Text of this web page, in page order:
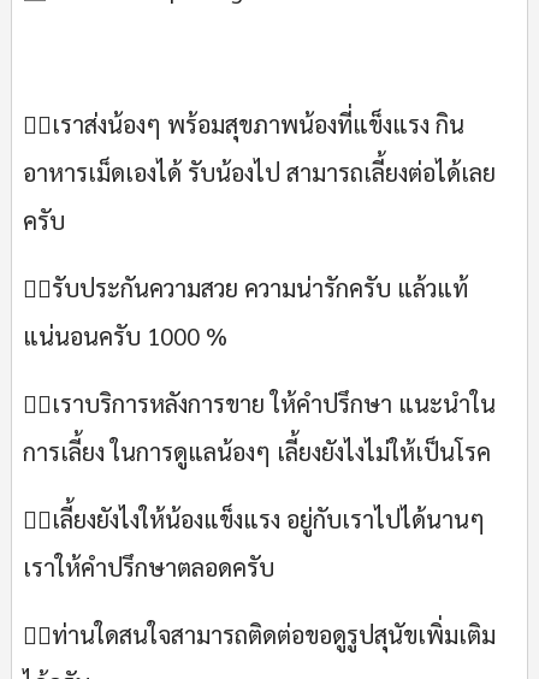
💁‍♂เราส่งน้องๆ พร้อมสุขภาพน้องที่แข็งแรง กิน
อาหารเม็ดเองได้ รับน้องไป สามารถเลี้ยงต่อได้เลย
ครับ
🙋‍♂รับประกันความสวย ความน่ารักครับ แล้วแท้
แน่นอนครับ 1000 %
💁‍♂เราบริการหลังการขาย ให้คำปรึกษา แนะนำใน
การเลี้ยง ในการดูแลน้องๆ เลี้ยงยังไงไม่ให้เป็นโรค
💁‍♂เลี้ยงยังไงให้น้องแข็งแรง อยู่กับเราไปได้นานๆ
เราให้คำปรึกษาตลอดครับ
🙋‍♂ท่านใดสนใจสามารถติดต่อขอดูรูปสุนัขเพิ่มเติม